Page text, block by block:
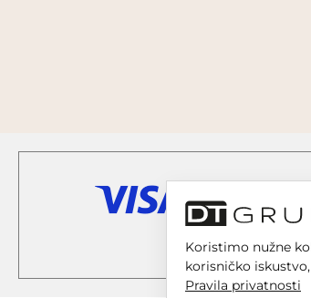
Koristimo nužne
korisničko
Pravila privatnosti